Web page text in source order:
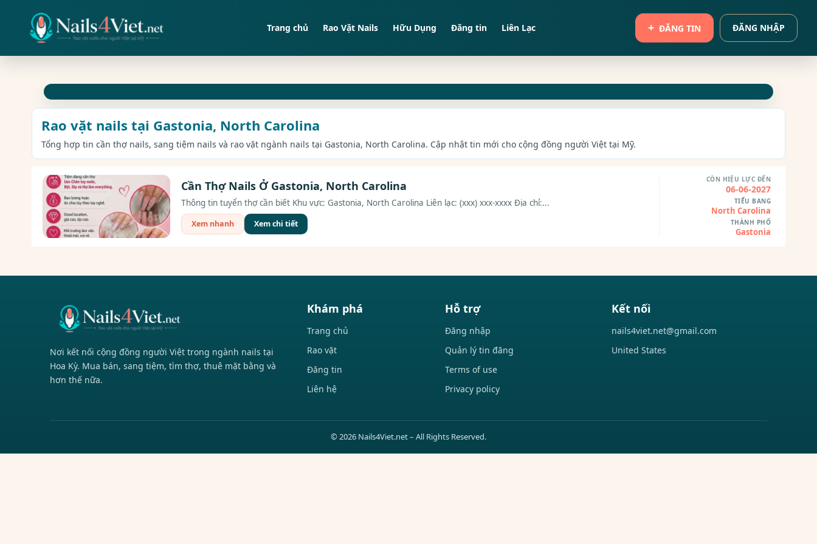
Trang chủ Rao Vặt Nails Hữu Dụng Đăng tin Liên Lạc ĐĂNG TIN ĐĂNG NHẬP
Rao vặt nails tại Gastonia, North Carolina
Tổng hợp tin cần thợ nails, sang tiệm nails và rao vặt ngành nails tại Gastonia, North Carolina. Cập nhật tin mới cho cộng đồng người Việt tại Mỹ.
Cần Thợ Nails Ở Gastonia, North Carolina
Thông tin tuyển thợ cần biết Khu vực: Gastonia, North Carolina Liên lạc: (xxx) xxx-xxxx Địa chỉ:...
Xem nhanh Xem chi tiết
CÒN HIỆU LỰC ĐẾN
06-06-2027
TIỂU BANG
North Carolina
THÀNH PHỐ
Gastonia
Nơi kết nối cộng đồng người Việt trong ngành nails tại
Hoa Kỳ. Mua bán, sang tiệm, tìm thợ, thuê mặt bằng và
hơn thế nữa.
Khám phá
Trang chủ
Rao vặt
Đăng tin
Liên hệ
Hỗ trợ
Đăng nhập
Quản lý tin đăng
Terms of use
Privacy policy
Kết nối
nails4viet.net@gmail.com
United States
© 2026 Nails4Viet.net – All Rights Reserved.